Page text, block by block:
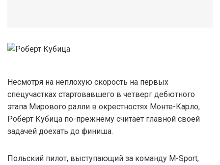
Несмотря на неплохую скорость на первых
спецучастках стартовавшего в четверг дебютного
этапа Мирового ралли в окрестностях Монте-Карло,
Роберт Кубица по-прежнему считает главной своей
задачей доехать до финиша.
Польский пилот, выступающий за команду M-Sport,